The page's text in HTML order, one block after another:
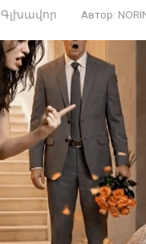
Գլխավոր Автор: